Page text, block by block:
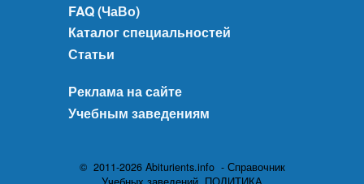
FAQ (ЧаВо)
Каталог специальностей
Статьи
Реклама на сайте
Учебным заведениям
© 2011-2026 Abiturients.info - Справочник